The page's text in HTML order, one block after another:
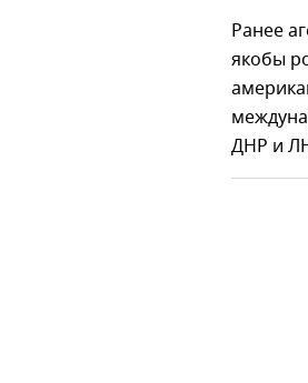
Ранее
якобы
ДНР и